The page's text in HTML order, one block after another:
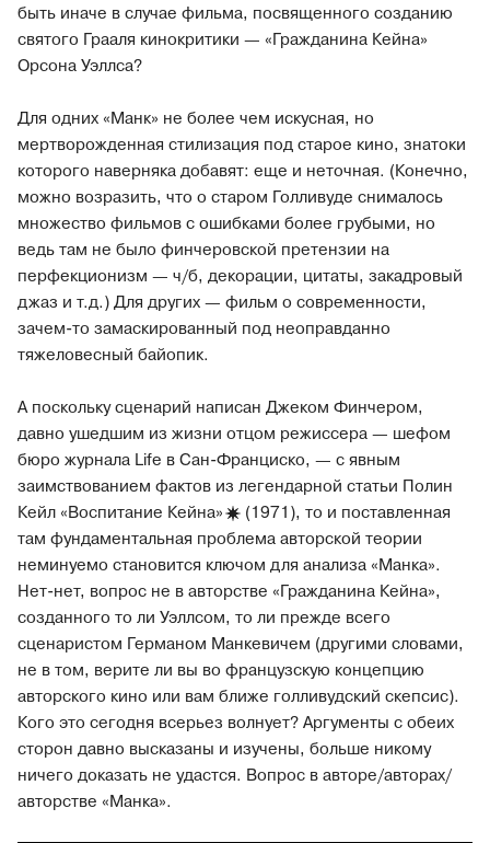
быть иначе в случае фильма, посвященного созданию
святого Грааля кинокритики — «Гражданина Кейна»
Орсона Уэллса?
Для одних «Манк» не более чем искусная, но
мертворожденная стилизация под старое кино, знатоки
которого наверняка добавят: еще и неточная. (Конечно,
можно возразить, что о старом Голливуде снималось
множество фильмов с ошибками более грубыми, но
ведь там не было финчеровской претензии на
перфекционизм — ч/б, декорации, цитаты, закадровый
джаз и т.д.) Для других — фильм о современности,
зачем-то замаскированный под неоправданно
тяжеловесный байопик.
А поскольку сценарий написан Джеком Финчером,
давно ушедшим из жизни отцом режиссера — шефом
бюро журнала Life в Сан-Франциско, — с явным
заимствованием фактов из легендарной статьи Полин
Кейл «Воспитание Кейна»
(1971), то и поставленная
там фундаментальная проблема авторской теории
неминуемо становится ключом для анализа «Манка».
Нет-нет, вопрос не в авторстве «Гражданина Кейна»,
созданного то ли Уэллсом, то ли прежде всего
сценаристом Германом Манкевичем (другими словами,
не в том, верите ли вы во французскую концепцию
авторского кино или вам ближе голливудский скепсис).
Кого это сегодня всерьез волнует? Аргументы с обеих
сторон давно высказаны и изучены, больше никому
ничего доказать не удастся. Вопрос в авторе/авторах/
авторстве «Манка».